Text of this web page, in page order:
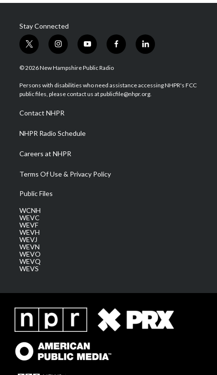
Stay Connected
t
w
i
t
e
i
n
s
a
g
a
m
y
o
u
u
b
f
a
b
o
l
i
e
d
© 2026 New Hampshire Public Radio
Persons with disabilities who need assistance accessing NHPR's FCC
public files, please contact us at publicfile@nhpr.org.
Contact NHPR
NHPR Radio Schedule
Careers at NHPR
Terms Of Use & Privacy Policy
Public Files
WCNH
WEVC
WEVF
WEVH
WEVJ
WEVN
WEVO
WEVQ
WEVS